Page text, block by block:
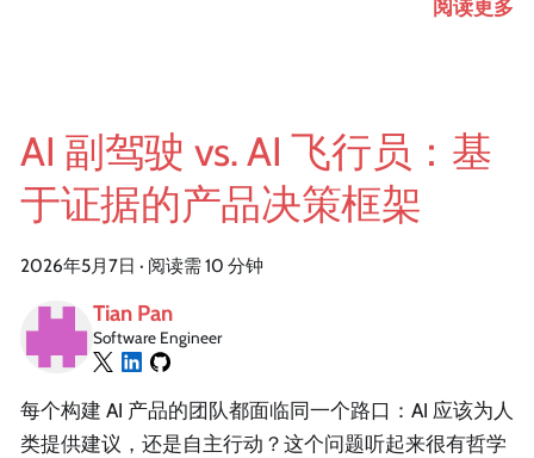
阅读更多
AI 副驾驶 vs. AI 飞行员：基
于证据的产品决策框架
2026年5月7日 · 阅读需 10 分钟
Tian Pan
Software Engineer
每个构建 AI 产品的团队都面临同一个路口：AI 应该为人
类提供建议，还是自主行动？这个问题听起来很有哲学